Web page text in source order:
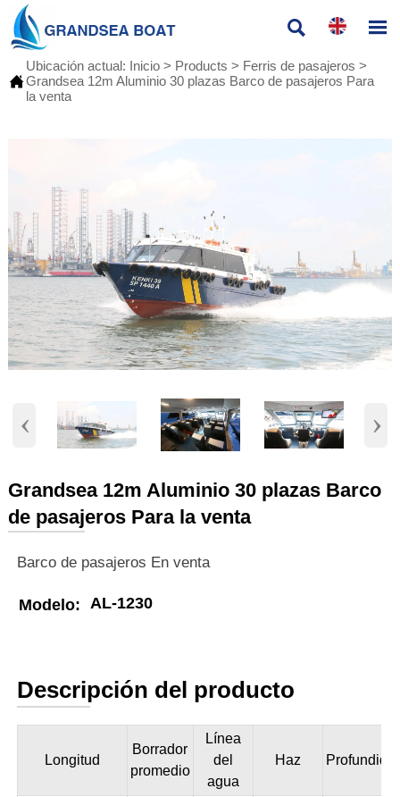
 

Ubicación actual: Inicio> Products > Ferris de pasajeros >
Grandsea 12m Aluminio 30 plazas Barco de pasajeros Para
la venta
‹ ›
Grandsea 12m Aluminio 30 plazas Barco
de pasajeros Para la venta
Barco de pasajeros En venta
Modelo: AL-1230
Descripción del producto
Longitud
Borrador
promedio
Línea
del
agua
Haz